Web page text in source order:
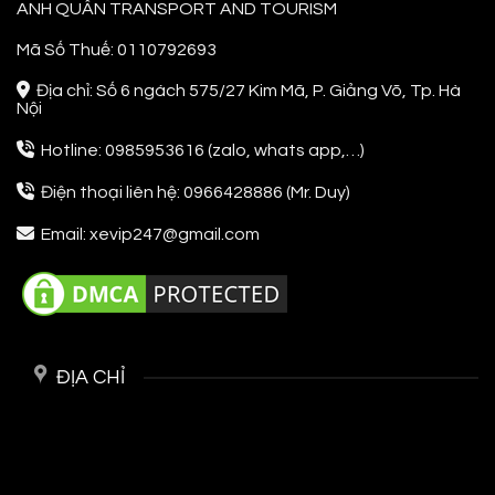
ANH QUÂN TRANSPORT AND TOURISM
Mã Số Thuế: 0110792693
Địa chỉ: Số 6 ngách 575/27 Kim Mã, P. Giảng Võ, Tp. Hà
Nội
Hotline: 0985953616 (zalo, whats app,…)
Điện thoại liên hệ: 0966428886 (Mr. Duy)
Email: xevip247@gmail.com
ĐỊA CHỈ